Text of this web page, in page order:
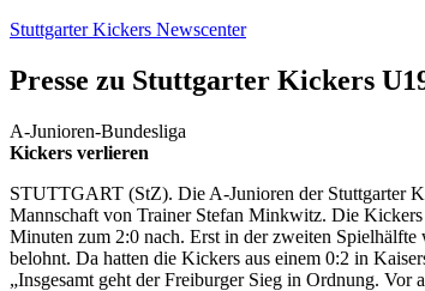
Zum
springen
Stuttgarter Kickers Newscenter
Presse zu Stuttgarter Kickers
A-Junioren-Bundesliga
Kickers verlieren
STUTTGART (StZ). Die A-Junioren der Stuttgarter
Mannschaft von Trainer Stefan Minkwitz. Die
Minuten zum 2:0 nach. Erst in der zweiten
belohnt. Da hatten die Kickers aus einem 0:2 in
„Insgesamt geht der Freiburger Sieg in Ordnung. Vor